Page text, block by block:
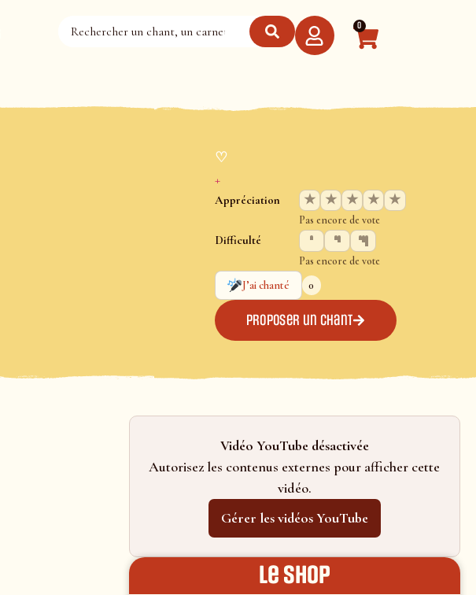
0
♡
+
Appréciation ★ ★ ★ ★ ★
Pas encore de vote
Difficulté
Pas encore de vote
J’ai chanté
0
Proposer un chant
Vidéo YouTube désactivée
Autorisez les contenus externes pour afficher cette
vidéo.
Gérer les vidéos YouTube
le shop